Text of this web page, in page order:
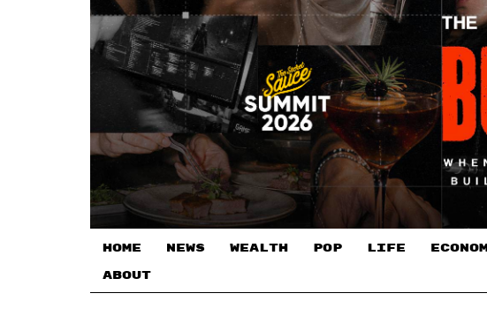
HOME NEWS WEALTH POP LIFE
ABOUT